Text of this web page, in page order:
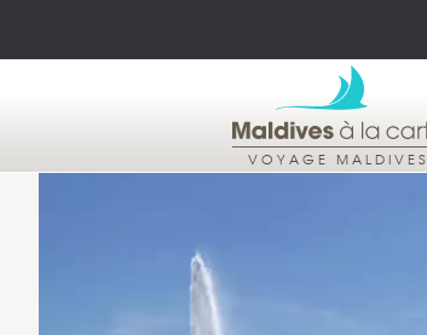
VOYAGE MALDIVES